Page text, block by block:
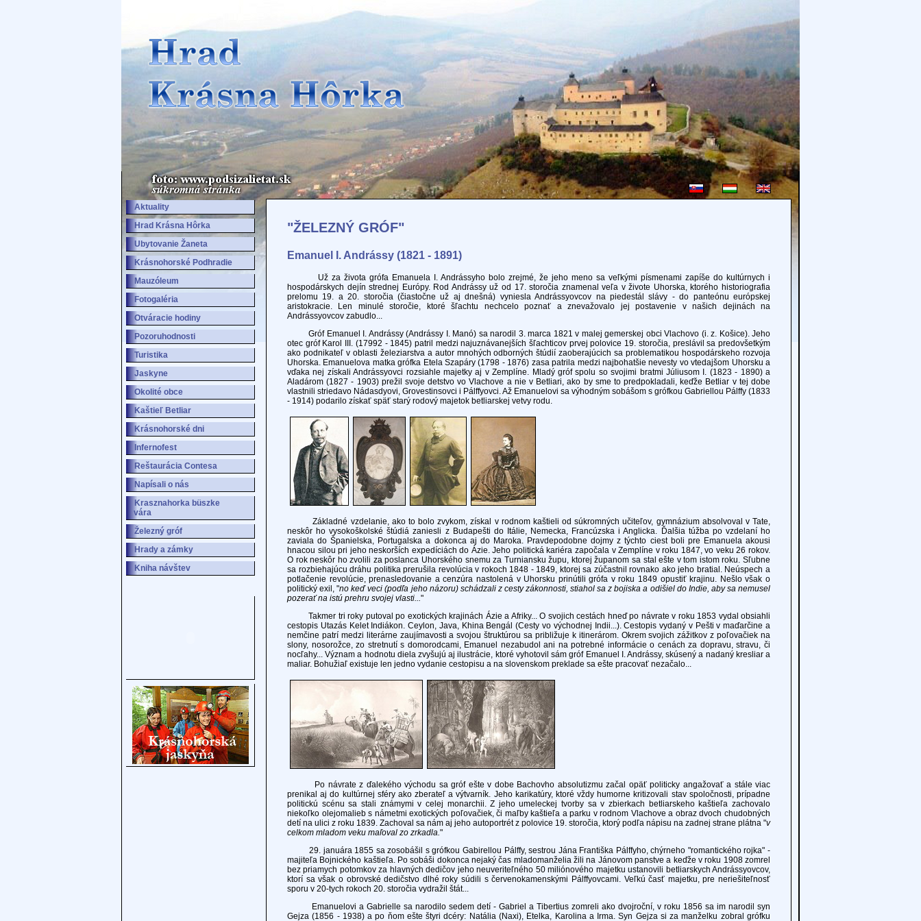
Aktuality
Hrad Krásna Hôrka
Ubytovanie Žaneta
Krásnohorské Podhradie
Mauzóleum
Fotogaléria
Otváracie hodiny
Pozoruhodnosti
Turistika
Jaskyne
Okolité obce
Kaštieľ Betliar
Krásnohorské dni
Infernofest
Reštaurácia Contesa
Napísali o nás
Krasznahorka büszke
vára
Železný gróf
Hrady a zámky
Kniha návštev
"ŽELEZNÝ GRÓF"
Emanuel I. Andrássy (1821 - 1891)
Už za života grófa Emanuela I. Andrássyho bolo zrejmé, že jeho meno sa veľkými písmenami zapíše do kultúrnych i
hospodárskych dejín strednej Európy. Rod Andrássy už od 17. storočia znamenal veľa v živote Uhorska, ktorého historiografia
prelomu 19. a 20. storočia (čiastočne už aj dnešná) vyniesla Andrássyovcov na piedestál slávy - do panteónu európskej
aristokracie. Len minulé storočie, ktoré šľachtu nechcelo poznať a znevažovalo jej postavenie v našich dejinách na
Andrássyovcov zabudlo...
Gróf Emanuel I. Andrássy (Andrássy I. Manó) sa narodil 3. marca 1821 v malej gemerskej obci Vlachovo (i. z. Košice). Jeho
otec gróf Karol III. (17992 - 1845) patril medzi najuznávanejších šľachticov prvej polovice 19. storočia, preslávil sa predovšetkým
ako podnikateľ v oblasti železiarstva a autor mnohých odborných štúdií zaoberajúcich sa problematikou hospodárskeho rozvoja
Uhorska. Emanuelova matka grófka Etela Szapáry (1798 - 1876) zasa patrila medzi najbohatšie nevesty vo vtedajšom Uhorsku a
vďaka nej získali Andrássyovci rozsiahle majetky aj v Zemplíne. Mladý gróf spolu so svojimi bratmi Júliusom I. (1823 - 1890) a
Aladárom (1827 - 1903) prežil svoje detstvo vo Vlachove a nie v Betliari, ako by sme to predpokladali, keďže Betliar v tej dobe
vlastnili striedavo Nádasdyovi, Grovestinsovci i Pálffyovci. Až Emanuelovi sa výhodným sobášom s grófkou Gabriellou Pálffy (1833
- 1914) podarilo získať späť starý rodový majetok betliarskej vetvy rodu.
Základné vzdelanie, ako to bolo zvykom, získal v rodnom kaštieli od súkromných učiteľov, gymnázium absolvoval v Tate,
neskôr ho vysokoškolské štúdiá zaniesli z Budapešti do Itálie, Nemecka, Francúzska i Anglicka. Ďalšia túžba po vzdelaní ho
zaviala do Španielska, Portugalska a dokonca aj do Maroka. Pravdepodobne dojmy z týchto ciest boli pre Emanuela akousi
hnacou silou pri jeho neskorších expedíciách do Ázie. Jeho politická kariéra započala v Zemplíne v roku 1847, vo veku 26 rokov.
O rok neskôr ho zvolili za poslanca Uhorského snemu za Turniansku župu, ktorej županom sa stal ešte v tom istom roku. Sľubne
sa rozbiehajúcu dráhu politika prerušila revolúcia v rokoch 1848 - 1849, ktorej sa zúčastnil rovnako ako jeho bratial. Neúspech a
potlačenie revolúcie, prenasledovanie a cenzúra nastolená v Uhorsku prinútili grófa v roku 1849 opustiť krajinu. Nešlo však o
politický exil, "no keď veci (podľa jeho názoru) schádzali z cesty zákonnosti, stiahol sa z bojiska a odišiel do Indie, aby sa nemusel
pozerať na istú prehru svojej vlasti..."
Takmer tri roky putoval po exotických krajinách Ázie a Afriky... O svojich cestách hneď po návrate v roku 1853 vydal obsiahli
cestopis Utazás Kelet Indiákon. Ceylon, Java, Khina Bengál (Cesty vo východnej Indii...). Cestopis vydaný v Pešti v maďarčine a
nemčine patrí medzi literárne zaujímavosti a svojou štruktúrou sa približuje k itinerárom. Okrem svojich zážitkov z poľovačiek na
slony, nosorožce, zo stretnutí s domorodcami, Emanuel nezabudol ani na potrebné informácie o cenách za dopravu, stravu, či
nocľahy... Význam a hodnotu diela zvyšujú aj ilustrácie, ktoré vyhotovil sám gróf Emanuel I. Andrássy, skúsený a nadaný kresliar a
maliar. Bohužiaľ existuje len jedno vydanie cestopisu a na slovenskom preklade sa ešte pracovať nezačalo...
Po návrate z ďalekého východu sa gróf ešte v dobe Bachovho absolutizmu začal opäť politicky angažovať a stále viac
prenikal aj do kultúrnej sféry ako zberateľ a výtvarník. Jeho karikatúry, ktoré vždy humorne kritizovali stav spoločnosti, prípadne
politickú scénu sa stali známymi v celej monarchii. Z jeho umeleckej tvorby sa v zbierkach betliarskeho kaštieľa zachovalo
niekoľko olejomalieb s námetmi exotických poľovačiek, či maľby kaštieľa a parku v rodnom Vlachove a obraz dvoch chudobných
detí na ulici z roku 1839. Zachoval sa nám aj jeho autoportrét z polovice 19. storočia, ktorý podľa nápisu na zadnej strane plátna "v
celkom mladom veku maľoval zo zrkadla."
29. januára 1855 sa zosobášil s grófkou Gabirellou Pálffy, sestrou Jána Františka Pálffyho, chýrneho "romantického rojka" -
majiteľa Bojnického kaštieľa. Po sobáši dokonca nejaký čas mladomanželia žili na Jánovom panstve a keďže v roku 1908 zomrel
bez priamych potomkov za hlavných dedičov jeho neuveriteľného 50 miliónového majetku ustanovili betliarskych Andrássyovcov,
ktorí sa však o obrovské dedičstvo dlhé roky súdili s červenokamenskými Pálffyovcami. Veľkú časť majetku, pre neriešiteľnosť
sporu v 20-tych rokoch 20. storočia vydražil štát...
Emanuelovi a Gabrielle sa narodilo sedem detí - Gabriel a Tibertius zomreli ako dvojroční, v roku 1856 sa im narodil syn
Gejza (1856 - 1938) a po ňom ešte štyri dcéry: Natália (Naxi), Etelka, Karolina a Irma. Syn Gejza si za manželku zobral grófku